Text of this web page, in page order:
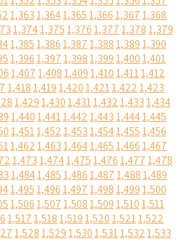
1,3631,3641,3651,3661,3671,368
1,3741,3751,3761,3771,3781,379
1,3851,3861,3871,3881,3891,390
1,3961,3971,3981,3991,4001,401
1,4071,4081,4091,4101,4111,412
1,4181,4191,4201,4211,4221,423
1,4291,4301,4311,4321,4331,434
1,4401,4411,4421,4431,4441,445
1,4511,4521,4531,4541,4551,456
1,4621,4631,4641,4651,4661,467
1,4731,4741,4751,4761,4771,478
1,4841,4851,4861,4871,4881,489
1,4951,4961,4971,4981,4991,500
1,5061,5071,5081,5091,5101,511
1,5171,5181,5191,5201,5211,522
1,5281,5291,5301,5311,5321,533